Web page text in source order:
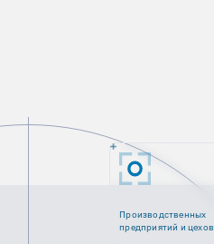
Производственных
предприятий и цехов